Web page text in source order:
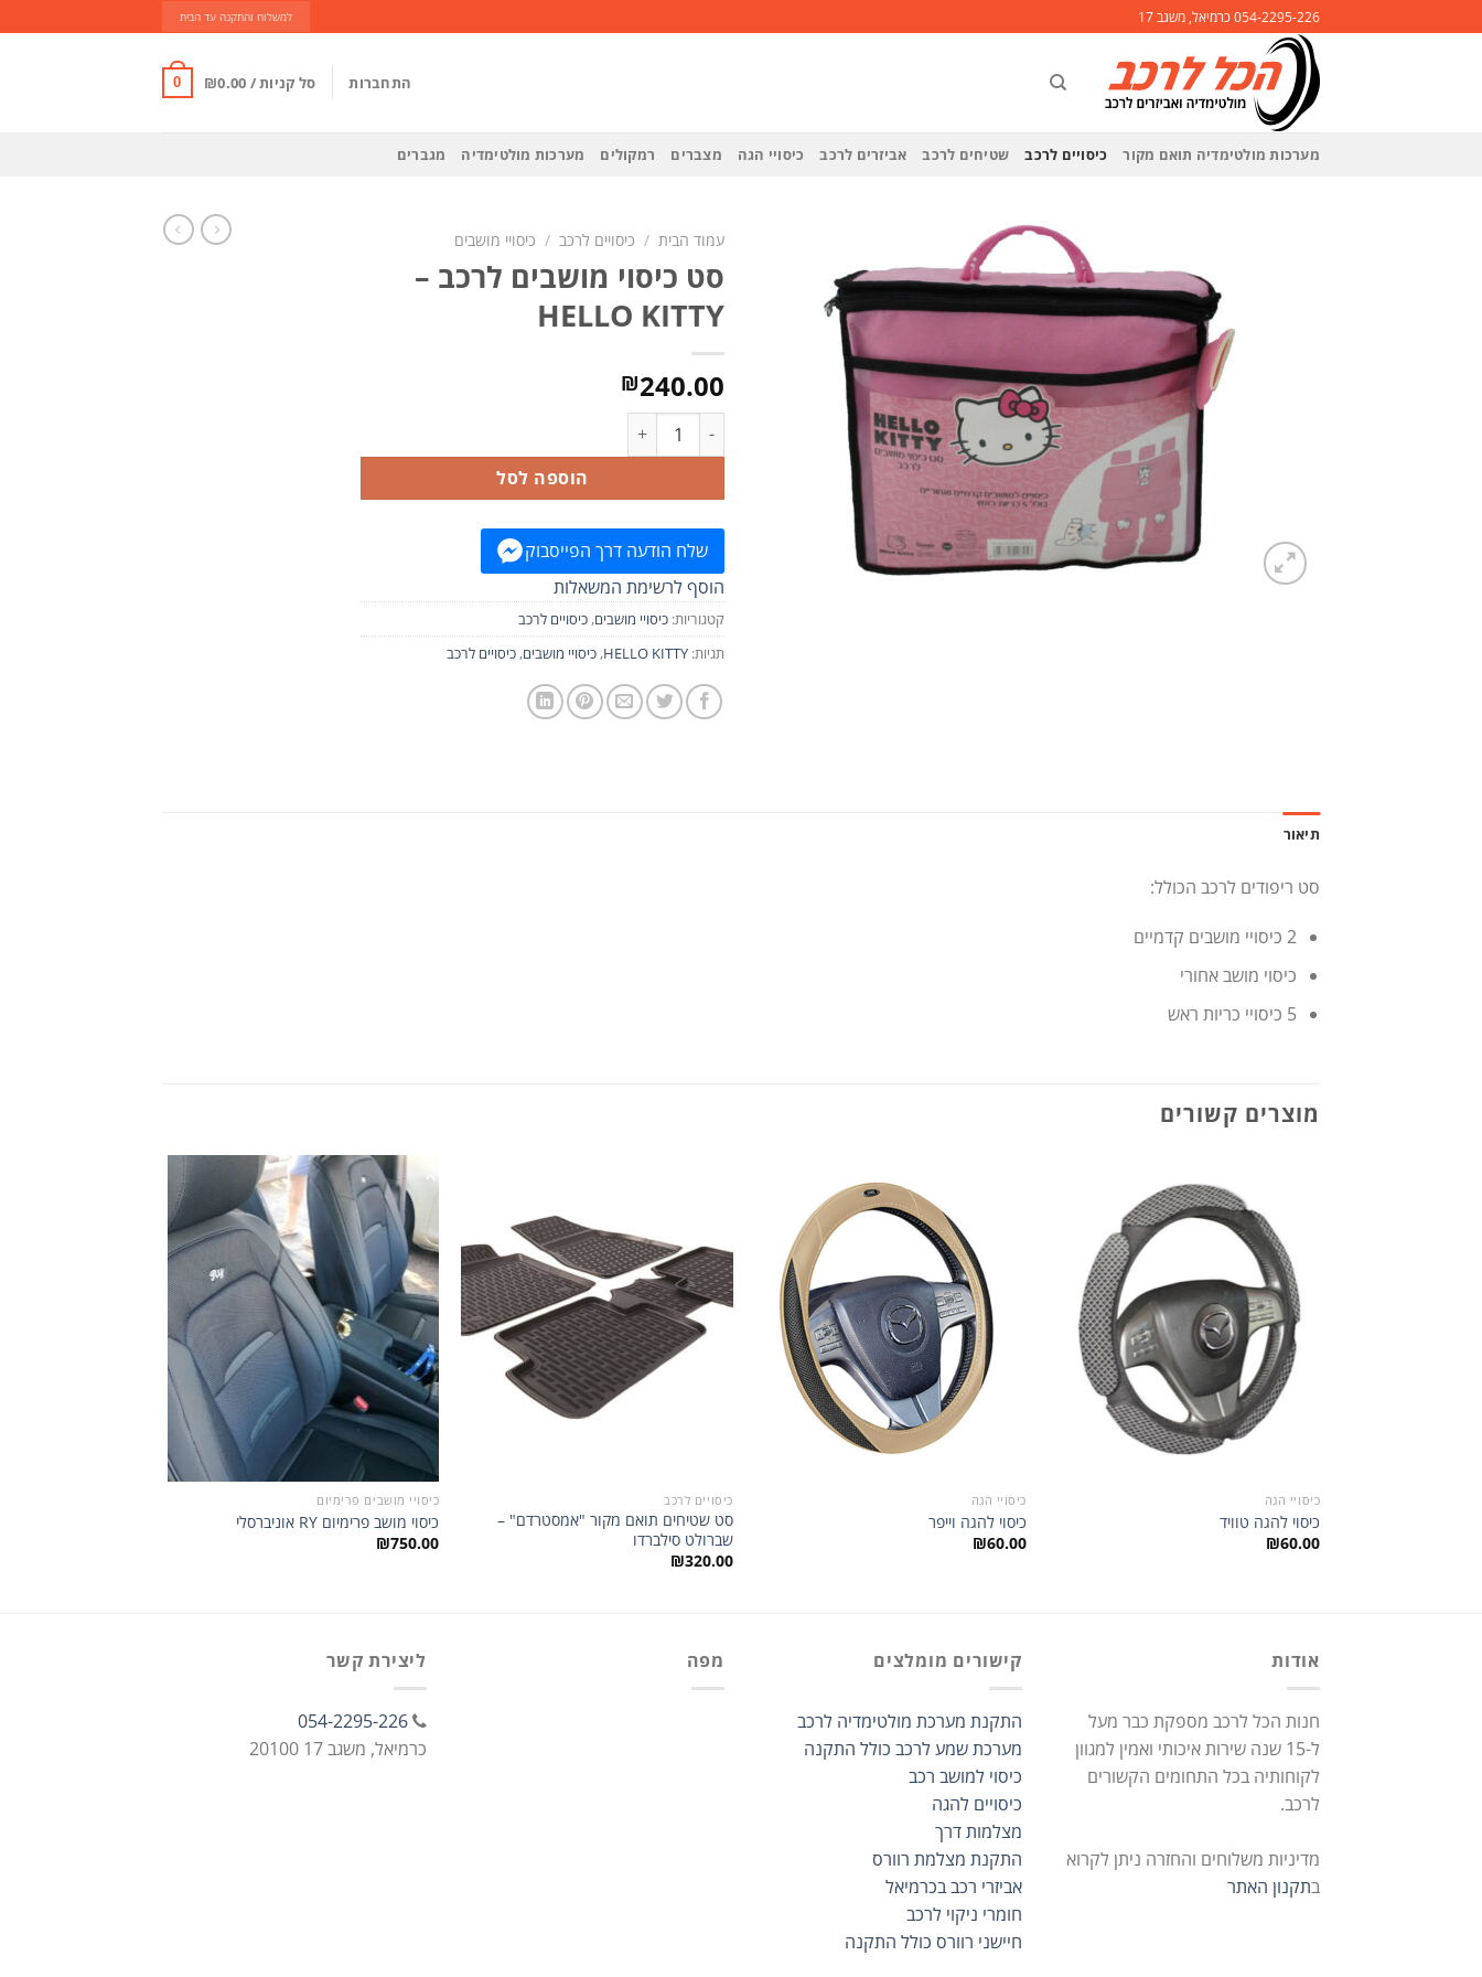
to
054-2295-226 כרמיאל, משגב 17 למשלוח והתקנה עד הבית
התחברות סל קניות / ₪0.00
0
מערכות מולטימדיה תואם מקור כיסויים לרכב שטיחים לרכב אביזרים לרכב כיסויי הגה מצברים רמקולים מערכות מולטימדיה מגברים
עמוד הבית / כיסויים לרכב / כיסויי מושבים
סט כיסוי מושבים לרכב –
HELLO KITTY
₪240.00
כמות של סט כיסוי מושבים לרכב - HELLO KITTY
הוספה לסל
שלח הודעה דרך הפייסבוק
הוסף לרשימת המשאלות
קטגוריות: כיסויי מושבים, כיסויים לרכב
תגיות: HELLO KITTY
, כיסויי מושבים, כיסויים לרכב
תיאור
סט ריפודים לרכב הכולל:
2 כיסויי מושבים קדמיים
כיסוי מושב אחורי
5 כיסויי כריות ראש
מוצרים קשורים
כיסויי הגה
כיסוי להגה טוויד
₪60.00
המשאלות
כיסויי הגה
כיסוי להגה וייפר
₪60.00
המשאלות
כיסויים לרכב
סט שטיחים תואם מקור "אמסטרדם" –
שברולט סילברדו
₪320.00
הוסף
לרשימת
המשאלות
כיסויי מושבים פרימיום
כיסוי מושב פרימיום RY אוניברסלי
₪750.00
אודות
חנות הכל לרכב מספקת כבר מעל
ל-15 שנה שירות איכותי ואמין למגוון
לקוחותיה בכל התחומים הקשורים
לרכב.
מדיניות משלוחים והחזרה ניתן לקרוא
בתקנון האתר
קישורים מומלצים
התקנת מערכת מולטימדיה לרכב
מערכת שמע לרכב כולל התקנה
כיסוי למושב רכב
כיסויים להגה
מצלמות דרך
התקנת מצלמת רוורס
אביזרי רכב בכרמיאל
חומרי ניקוי לרכב
חיישני רוורס כולל התקנה
מפה ליצירת קשר
054-2295-226
כרמיאל, משגב 17 20100